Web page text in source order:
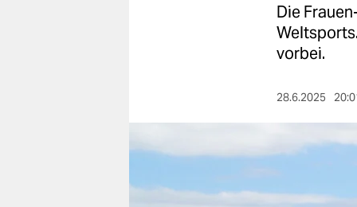
Die
vorbei.
28.6.2025